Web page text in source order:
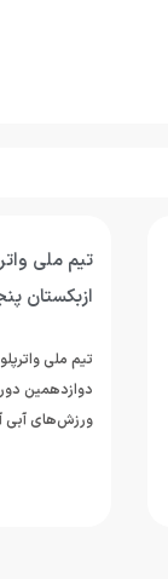
تیم ملی
ازبکستان
تیم ملی
دوازدهمین
ورزش‌های آبی